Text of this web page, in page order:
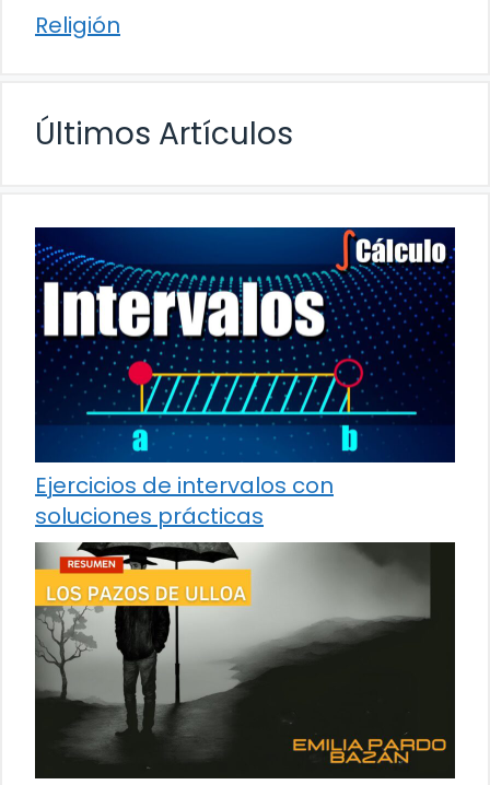
Religión
Últimos Artículos
Ejercicios de intervalos con
soluciones prácticas